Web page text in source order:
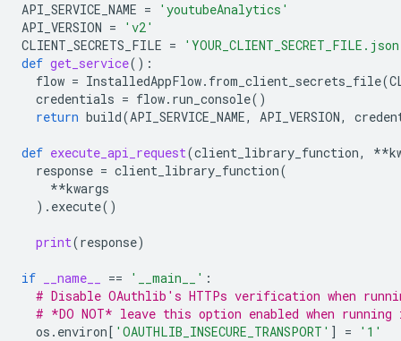
API_SERVICE_NAME =
'youtubeAnalytics'
API_VERSION =
'v2'
CLIENT_SECRETS_FILE =
def get_service():
flow = InstalledAppFlow. from_client_secrets_file(
credentials = flow. run_console()
return build(API_SERVICE_NAME, API_VERSION,
def execute_api_request(client_library_function, **
response = client_library_function(
**kwargs
) . execute()
print(response)
if __name__ == '__main__' :
# Disable OAuthlib's HTTPs verification when
# *DO NOT* leave this option enabled when
os . environ[ 'OAUTHLIB_INSECURE_TRANSPORT' ] = '1'